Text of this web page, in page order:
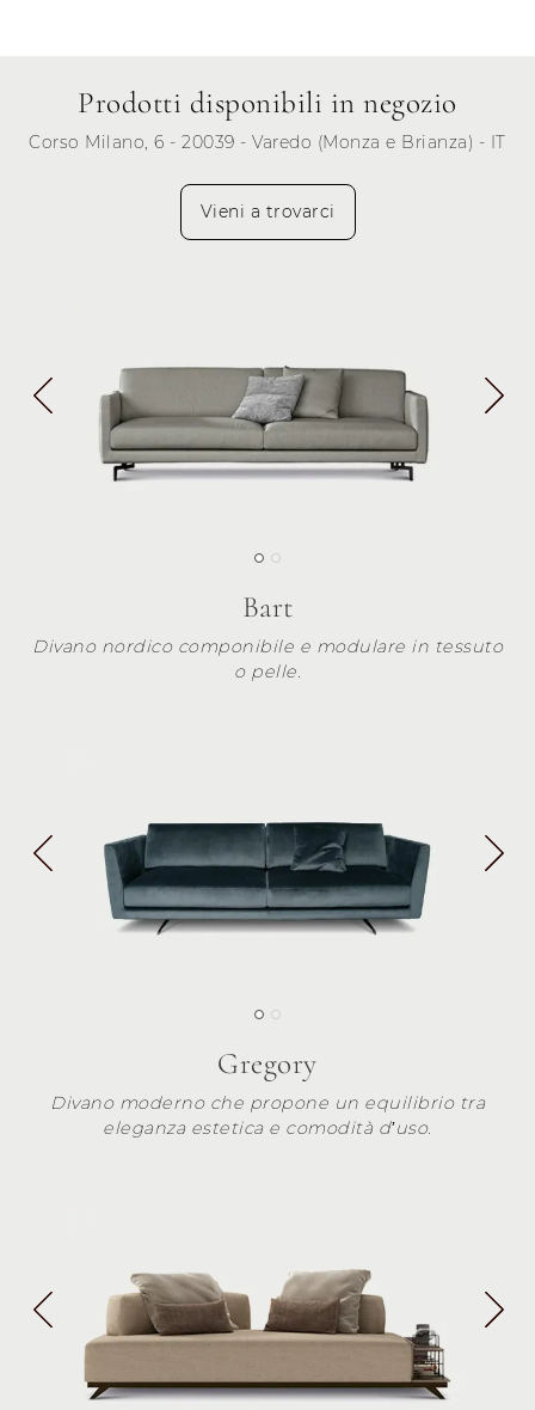
Prodotti disponibili in negozio
Corso Milano, 6 - 20039 - Varedo (Monza e Brianza) - IT
Vieni a trovarci
Bart
Divano nordico componibile e modulare in tessuto
o pelle.
Gregory
Divano moderno che propone un equilibrio tra
eleganza estetica e comodità d’uso.